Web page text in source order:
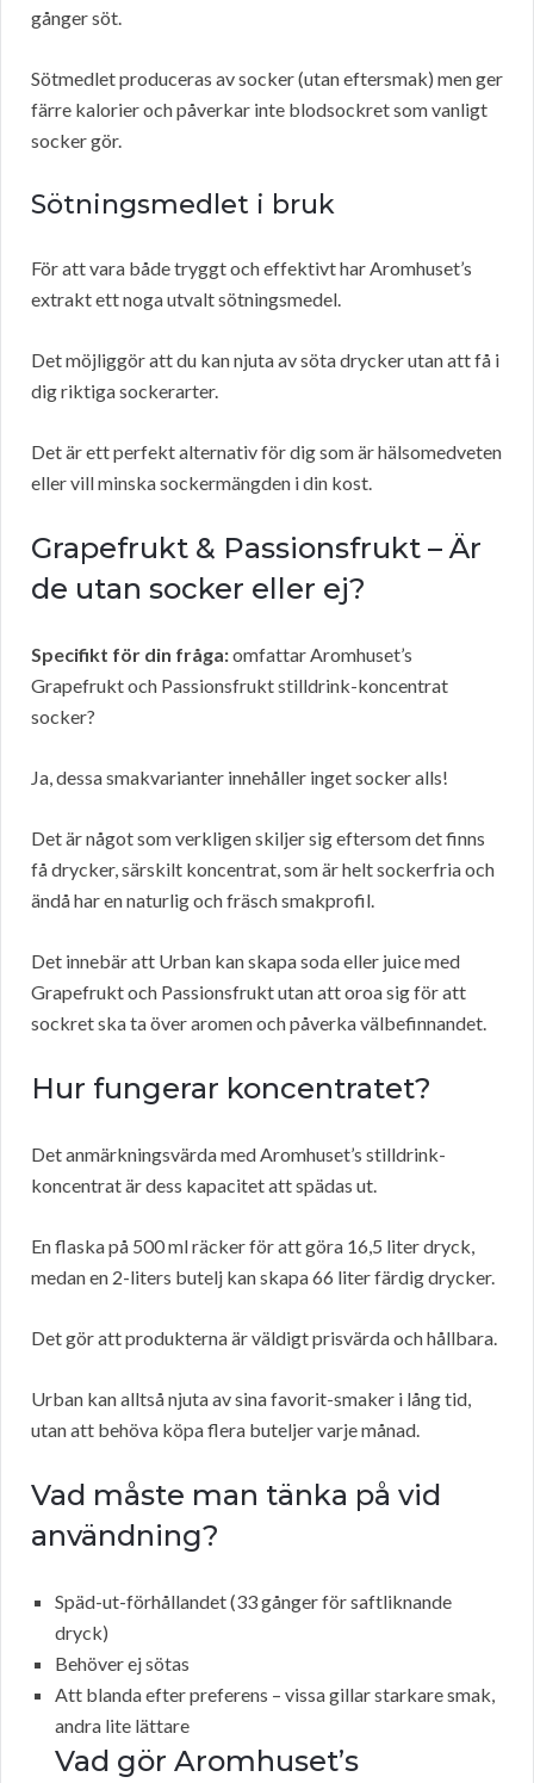
gånger söt.
Sötmedlet produceras av socker (utan eftersmak) men ger
färre kalorier och påverkar inte blodsockret som vanligt
socker gör.
Sötningsmedlet i bruk
För att vara både tryggt och effektivt har Aromhuset’s
extrakt ett noga utvalt sötningsmedel.
Det möjliggör att du kan njuta av söta drycker utan att få i
dig riktiga sockerarter.
Det är ett perfekt alternativ för dig som är hälsomedveten
eller vill minska sockermängden i din kost.
Grapefrukt & Passionsfrukt – Är
de utan socker eller ej?
Specifikt för din fråga:omfattar Aromhuset’s
Grapefrukt och Passionsfrukt stilldrink-koncentrat
socker?
Ja, dessa smakvarianter innehåller inget socker alls!
Det är något som verkligen skiljer sig eftersom det finns
få drycker, särskilt koncentrat, som är helt sockerfria och
ändå har en naturlig och fräsch smakprofil.
Det innebär att Urban kan skapa soda eller juice med
Grapefrukt och Passionsfrukt utan att oroa sig för att
sockret ska ta över aromen och påverka välbefinnandet.
Hur fungerar koncentratet?
Det anmärkningsvärda med Aromhuset’s stilldrink-
koncentrat är dess kapacitet att spädas ut.
En flaska på 500 ml räcker för att göra 16,5 liter dryck,
medan en 2-liters butelj kan skapa 66 liter färdig drycker.
Det gör att produkterna är väldigt prisvärda och hållbara.
Urban kan alltså njuta av sina favorit-smaker i lång tid,
utan att behöva köpa flera buteljer varje månad.
Vad måste man tänka på vid
användning?
Späd-ut-förhållandet (33 gånger för saftliknande
dryck)
Behöver ej sötas
Att blanda efter preferens – vissa gillar starkare smak,
andra lite lättare
Vad gör Aromhuset’s